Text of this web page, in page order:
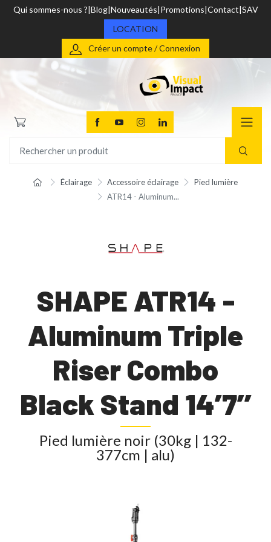
Qui sommes-nous ? Blog Nouveautés Promotions Contact SAV
LOCATION
Créer un compte / Connexion
Éclairage Accessoire éclairage
Pied lumière
ATR14 - Aluminum...
SHAPE ATR14 -
Aluminum Triple
Riser Combo
Black Stand 14’7’’
Pied lumière noir (30kg | 132-
377cm | alu)